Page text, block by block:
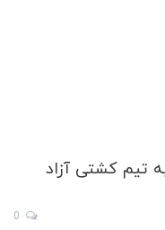
تیم کشتی آزاد